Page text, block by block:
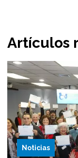
Artículos
Noticias